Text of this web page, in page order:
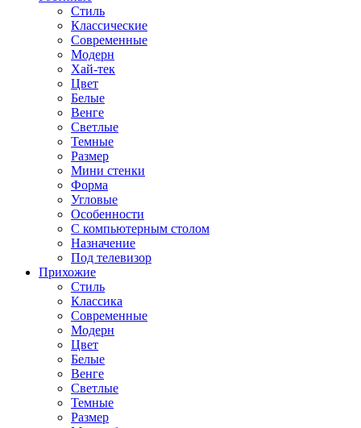
Стиль
Классические
Современные
Модерн
Хай-тек
Цвет
Белые
Венге
Светлые
Темные
Размер
Мини стенки
Форма
Угловые
Особенности
С компьютерным столом
Назначение
Под телевизор
Прихожие
Стиль
Классика
Современные
Модерн
Цвет
Белые
Венге
Светлые
Темные
Размер